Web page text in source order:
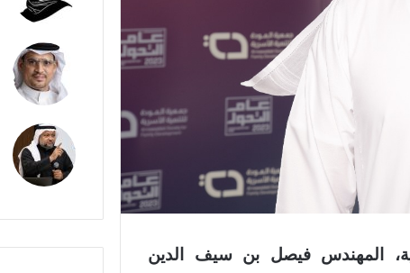
المهندس فيصل بن سيف الدين